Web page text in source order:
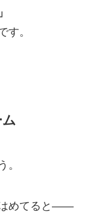
す。
ム
。
はめてると——